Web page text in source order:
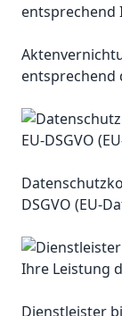
entsprechend
DSGVO (EU-
Dienstleister